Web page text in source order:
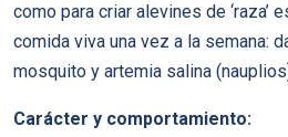
como para criar alevines de ‘raza’
comida viva una vez a la semana:
mosquito y artemia salina
Carácter y comportamiento: